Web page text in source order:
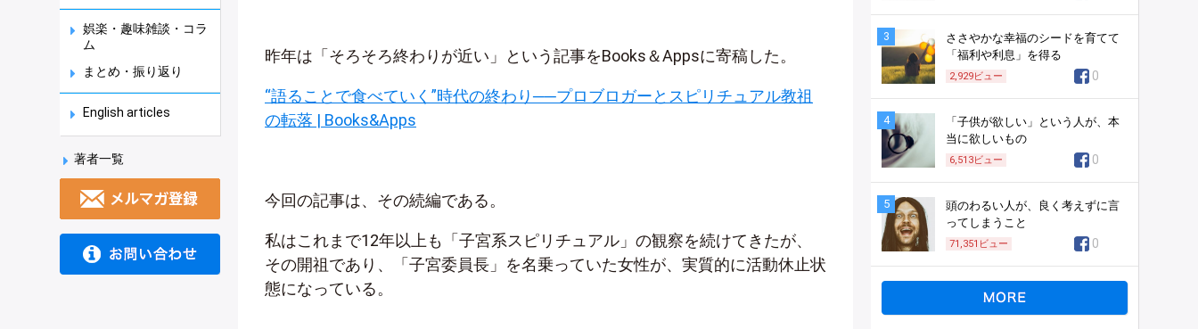
娯楽・趣味雑談・コラ
ム
まとめ・振り返り
English articles
著者一覧
昨年は「そろそろ終わりが近い」という記事をBooks＆Appsに寄稿した。
“語ることで食べていく”時代の終わり──プロブロガーとスピリチュアル教祖
の転落 | Books&Apps
今回の記事は、その続編である。
私はこれまで12年以上も「子宮系スピリチュアル」の観察を続けてきたが、
その開祖であり、「子宮委員長」を名乗っていた女性が、実質的に活動休止状
態になっている。
3
ささやかな幸福のシードを育てて
「福利や利息」を得る
2,929ビュー 0
4
「子供が欲しい」という人が、本
当に欲しいもの
6,513ビュー 0
5
頭のわるい人が、良く考えずに言
ってしまうこと
71,351 ビュー 0